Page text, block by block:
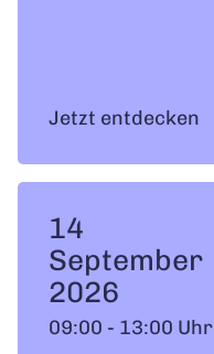
Jetzt entdecken
14
September
2026
09:00 - 13:00 Uhr